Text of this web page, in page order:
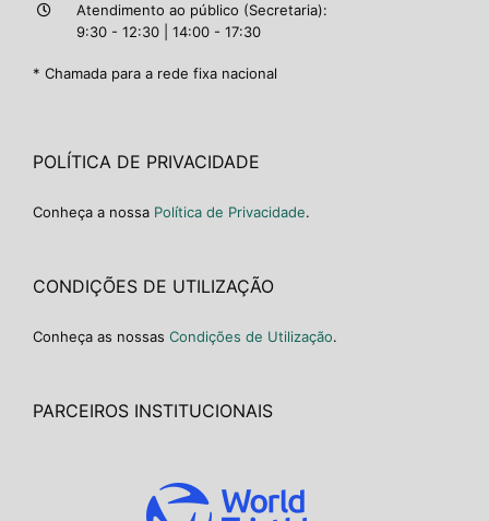
Atendimento ao público (Secretaria):
9:30 - 12:30 | 14:00 - 17:30
* Chamada para a rede fixa nacional
POLÍTICA DE PRIVACIDADE
Conheça a nossa Política de Privacidade.
CONDIÇÕES DE UTILIZAÇÃO
Conheça as nossas Condições de Utilização.
PARCEIROS INSTITUCIONAIS